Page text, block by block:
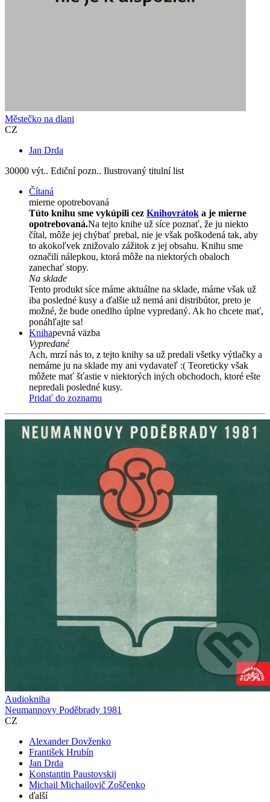
Městečko na dlani
CZ
Jan Drda
30000 výt.. Ediční pozn.. Ilustrovaný titulní list
Čítaná
mierne opotrebovaná
Túto knihu sme vykúpili cez Knihovrátok a je mierne
opotrebovaná.Na tejto knihe už síce poznať, že ju niekto
čítal, môže jej chýbať prebal, nie je však poškodená tak, aby
to akokoľvek znižovalo zážitok z jej obsahu. Knihu sme
označili nálepkou, ktorá môže na niektorých obaloch
zanechať stopy.
Na sklade
Tento produkt síce máme aktuálne na sklade, máme však už
iba posledné kusy a ďalšie už nemá ani distribútor, preto je
možné, že bude onedlho úplne vypredaný. Ak ho chcete mať,
ponáhľajte sa!
Knihapevná väzba
Vypredané
Ach, mrzí nás to, z tejto knihy sa už predali všetky výtlačky a
nemáme ju na sklade my ani vydavateľ :( Teoreticky však
môžete mať šťastie v niektorých iných obchodoch, ktoré ešte
nepredali posledné kusy.
Pridať do zoznamu
Audiokniha
Neumannovy Poděbrady 1981
CZ
Alexander Dovženko
František Hrubín
Jan Drda
Konstantin Paustovskij
Michail Michailovič Zoščenko
ďalší